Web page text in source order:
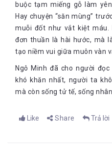
buộc tạm miếng gỗ làm
Hay chuyện “săn mùng”
muỗi đốt như vắt kiệt máu.
đơn thuần là hài hước, mà
tạo niềm vui giữa muôn vàn
Ngô Minh đã cho người
khó khăn nhất, người ta
mà còn sống tử tế, sống
Like Share Trả lời